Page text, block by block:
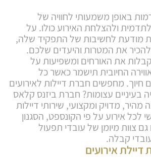
באופן משמעותי לחוויה של
ולהצלחת האירוע כולו. על
מודעת לחשיבות של התפקיד שלה,
ולהכיר את המטרות והיעדים שלכם.
את האורחים ומשפיעות על
החיובית תישמר כאשר כל
חיוך. מחפשים חברת דיילות לאירועים
בעיניים עצומות? חברת ביזנס קלאס
מהיר, מדויק ומקצועי, שירותי דיילות
לכל אירוע על פי הקונספט, הסגנון
צוות מיומן של עובדי תפעול
קבלה.
אירועים